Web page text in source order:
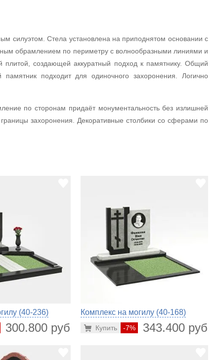
силуэтом. Стела установлена на приподнятом основании с
обрамлением по периметру с волнообразными линиями и
создающей аккуратный подход к памятнику. Общий
подходит для одиночного захоронения. Логично
по сторонам придаёт монументальность без излишней
захоронения. Декоративные столбики со сферами по
(40-236)
300.800 руб.
Комплекс на могилу (40-168)
-7% 343.400 руб.
Купить